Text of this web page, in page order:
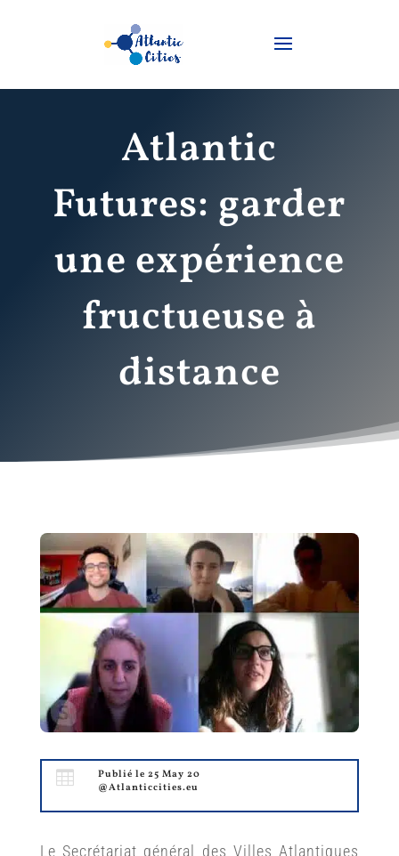
Atlantic
Futures: garder
une expérience
fructueuse à
distance

Publié le 25 May 20
@Atlanticcities.eu
Le Secrétariat général des Villes Atlantiques